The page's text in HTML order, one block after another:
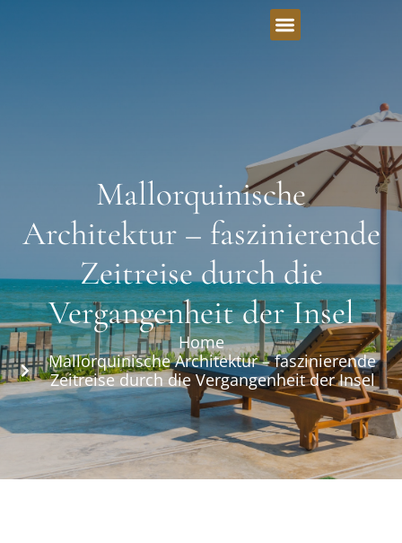
Mallorquinische
Architektur – faszinierende
Zeitreise durch die
Vergangenheit der Insel
Home
Mallorquinische Architektur – faszinierende
Zeitreise durch die Vergangenheit der Insel